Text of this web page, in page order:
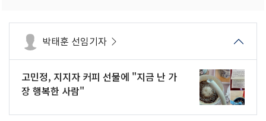
박태훈 선임기자
고민정, 지지자 커피 선물에 "지금 난 가
장 행복한 사람"